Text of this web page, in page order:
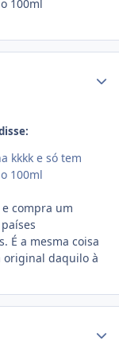
100ml
kkkk e só tem
100ml
compra um
É a mesma coisa
original daquilo à